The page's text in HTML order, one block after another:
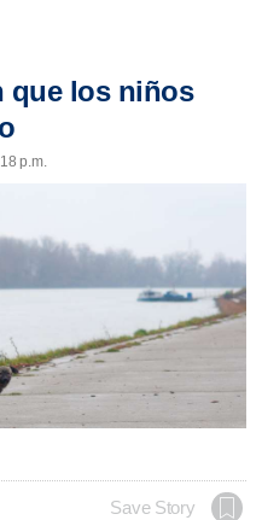
que los niños
p.m.
Save Story